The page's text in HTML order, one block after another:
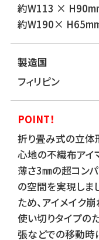
約W113 × H90mm
約W190× H65mm
製造国
フィリピン
POINT！
折り畳み式の立体
心地の不織布アイ
薄さ3㎜の超コン
の空間を実現しま
ため、アイメイク
使い切りタイプの
張などでの移動時